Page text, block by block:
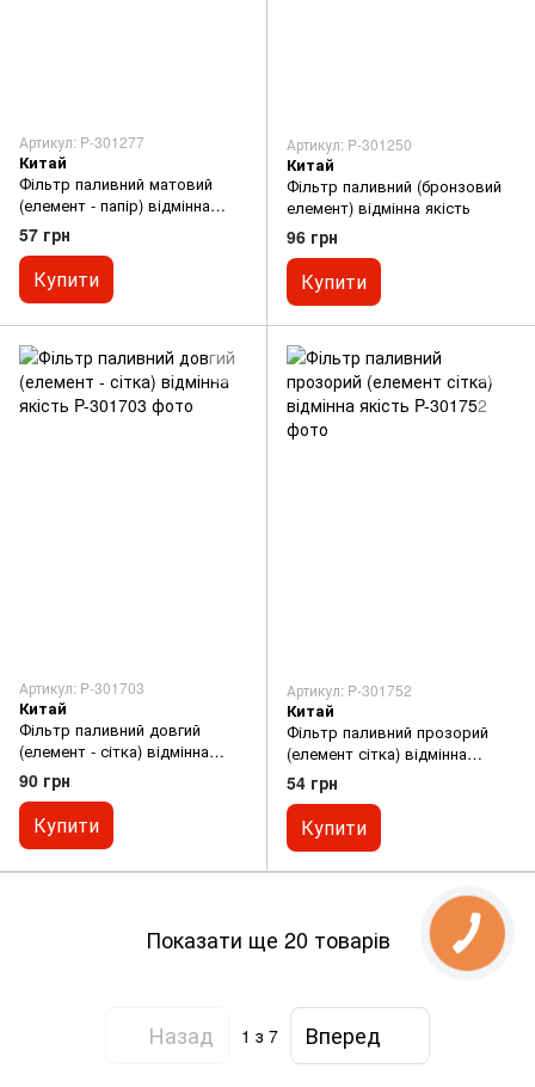
Артикул: P-301277
Китай
Фільтр паливний матовий
(елемент - папір) відмінна
якість
57 грн
Купити
Артикул: P-301250
Китай
Фільтр паливний (бронзовий
елемент) відмінна якість
96 грн
Купити
Артикул: P-301703
Китай
Фільтр паливний довгий
(елемент - сітка) відмінна
якість
90 грн
Купити
Артикул: P-301752
Китай
Фільтр паливний прозорий
(елемент сітка) відмінна
якість
54 грн
Купити
Показати ще 20 товарів
Назад 1 з 7 Вперед